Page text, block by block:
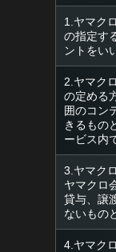
1.ヤマク
の指定す
ントをい
2.ヤマク
の定める
囲のコン
きるもの
ービス内
3.ヤマク
ヤマクロ
貸与、譲
ないもの
4.ヤマク